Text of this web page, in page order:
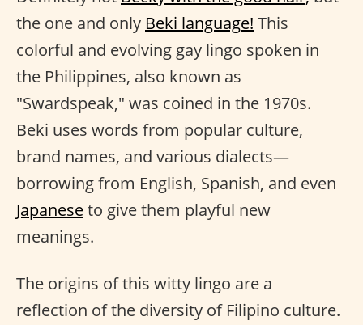
the one and only Beki language! This
colorful and evolving gay lingo spoken in
the Philippines, also known as
"Swardspeak," was coined in the 1970s.
Beki uses words from popular culture,
brand names, and various dialects—
borrowing from English, Spanish, and even
Japaneseto give them playful new
meanings.
The origins of this witty lingo are a
reflection of the diversity of Filipino culture.